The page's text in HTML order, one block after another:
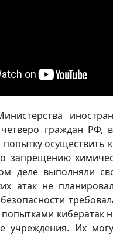
граждан РФ,
осуществить
запрещению
деле выполняли
атак не
кибератак
учреждения. Их